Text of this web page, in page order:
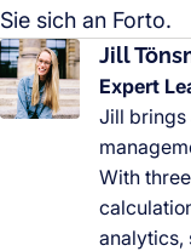
Sie sich an Forto.
Jill
Expert
Jill brings
With
analytics,